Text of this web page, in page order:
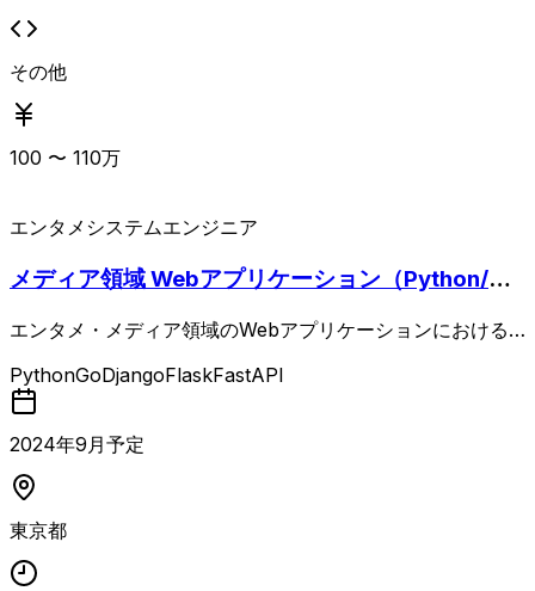
その他
100 〜 110万
エンタメ システムエンジニア
メディア領域 Webアプリケーション（Python/G
エンタメ・メディア領域のWebアプリケーションにおける
当する案件。PythonやGoを用いたバックエンド設計・実
装・運用に加え、ユーザーや社内要望に基づく改善提案や新
機能の企画・仕様策定にも参画します。 継続的なリファク
タリングや不具合修正による品質向上、関連組織と連携した
デザインシステムやコンポーネント整備による開発生産性向
PythonGoDjangoFlaskFastAPI
2024年9 月予定
東京都